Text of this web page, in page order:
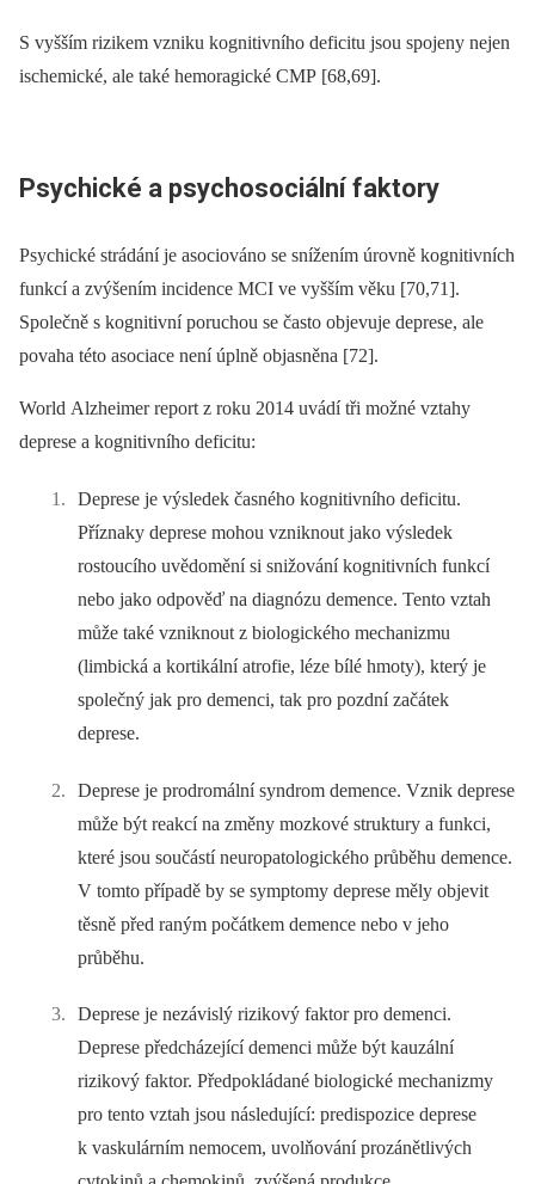
S vyšším rizikem vzniku kognitivního deficitu jsou spojeny nejen
ischemické, ale také hemoragické CMP [68,69].
Psychické a psychosociální faktory
Psychické strádání je asociováno se snížením úrovně kognitivních
funkcí a zvýšením incidence MCI ve vyšším věku [70,71].
Společně s kognitivní poruchou se často objevuje deprese, ale
povaha této asociace není úplně objasněna [72].
World Alzheimer report z roku 2014 uvádí tři možné vztahy
deprese a kognitivního deficitu:
Deprese je výsledek časného kognitivního deficitu.
Příznaky deprese mohou vzniknout jako výsledek
rostoucího uvědomění si snižování kognitivních funkcí
nebo jako odpověď na diagnózu demence. Tento vztah
může také vzniknout z biologického mechanizmu
(limbická a kortikální atrofie, léze bílé hmoty), který je
společný jak pro demenci, tak pro pozdní začátek
deprese.
Deprese je prodromální syndrom demence. Vznik deprese
může být reakcí na změny mozkové struktury a funkci,
které jsou součástí neuropatologického průběhu demence.
V tomto případě by se symptomy deprese měly objevit
těsně před raným počátkem demence nebo v jeho
průběhu.
Deprese je nezávislý rizikový faktor pro demenci.
Deprese předcházející demenci může být kauzální
rizikový faktor. Předpokládané biologické mechanizmy
pro tento vztah jsou následující: predispozice deprese
k vaskulárním nemocem, uvolňování prozánětlivých